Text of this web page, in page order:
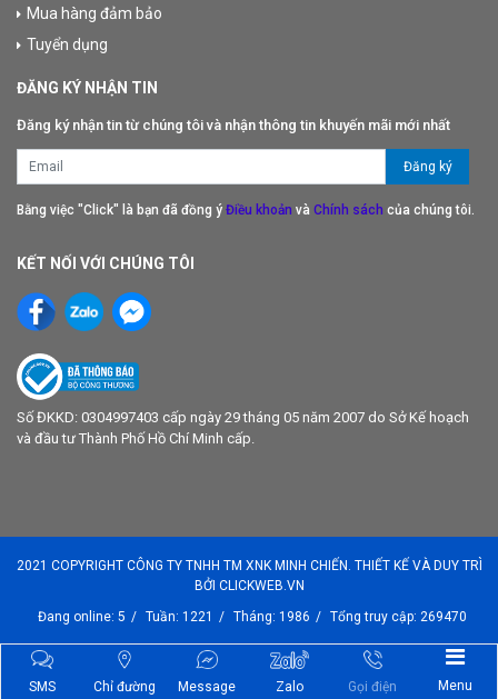
Mua hàng đảm bảo
Tuyển dụng
ĐĂNG KÝ NHẬN TIN
Đăng ký nhận tin từ chúng tôi và nhận thông tin khuyến mãi mới nhất
Bằng việc "Click" là bạn đã đồng ý Điều khoản và Chính sách của chúng tôi.
KẾT NỐI VỚI CHÚNG TÔI
Số ĐKKD: 0304997403 cấp ngày 29 tháng 05 năm 2007 do Sở Kế hoạch
và đầu tư Thành Phố Hồ Chí Minh cấp.
2021 COPYRIGHT CÔNG TY TNHH TM XNK MINH CHIẾN. THIẾT KẾ VÀ DUY TRÌ
BỞI CLICKWEB.VN
Đang online: 5 / Tuần: 1221 / Tháng: 1986 / Tổng truy cập: 269470
SMS Chỉ đường Message Zalo Gọi điện Menu